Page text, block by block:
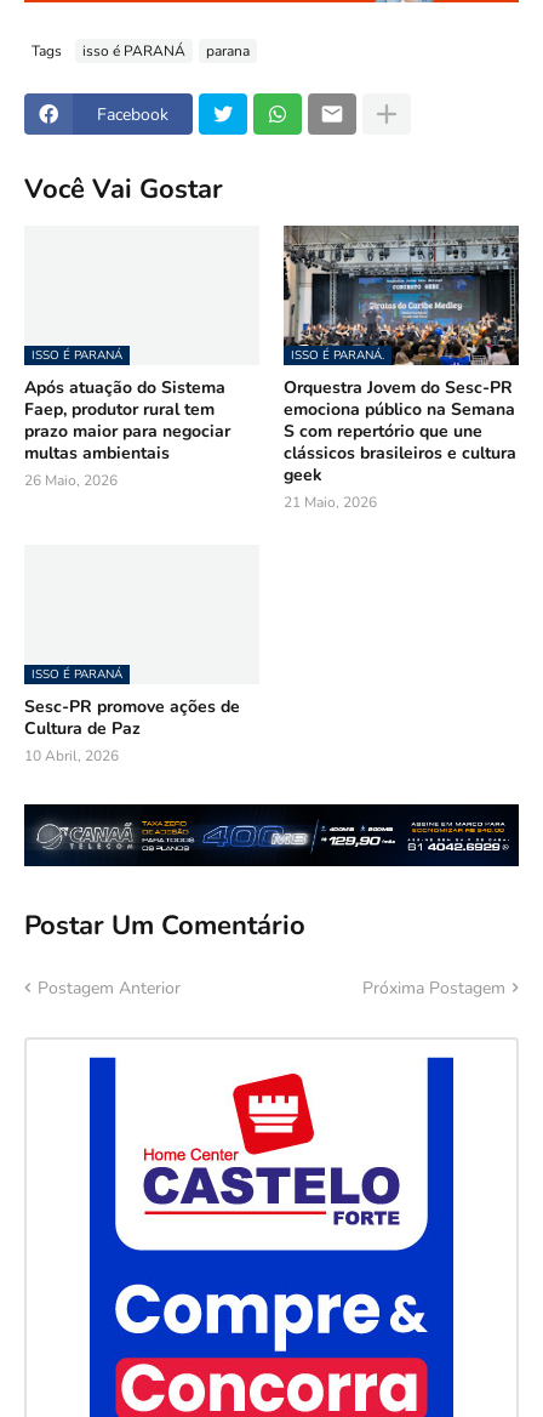
Tags isso é PARANÁ parana
Facebook
Você Vai Gostar
ISSO É PARANÁ
Após atuação do Sistema
Faep, produtor rural tem
prazo maior para negociar
multas ambientais
26 Maio, 2026
ISSO É PARANÁ.
Orquestra Jovem do Sesc-PR
emociona público na Semana
S com repertório que une
clássicos brasileiros e cultura
geek
21 Maio, 2026
ISSO É PARANÁ
Sesc-PR promove ações de
Cultura de Paz
10 Abril, 2026
Postar Um Comentário
Postagem Anterior Próxima Postagem